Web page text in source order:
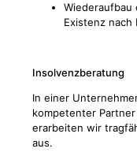
Wiederaufbau
Existenz nach
Insolvenzberatung
In einer
kompetenter
erarbeiten wir
aus.